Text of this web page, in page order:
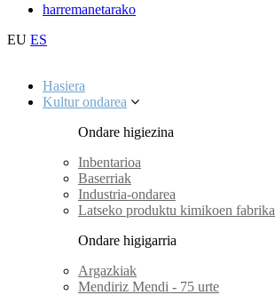
harremanetarako
EU ES
Hasiera
Kultur ondarea
Ondare higiezina
Inbentarioa
Baserriak
Industria-ondarea
Latseko produktu kimikoen fabrika
Ondare higigarria
Argazkiak
Mendiriz Mendi - 75 urte